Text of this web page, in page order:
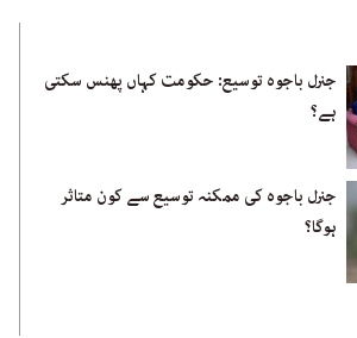
جنرل باجوہ توسیع: حکومت کہاں پھنس سکتی
ہے؟
جنرل باجوہ کی ممکنہ توسیع سے کون متاثر
ہوگا؟